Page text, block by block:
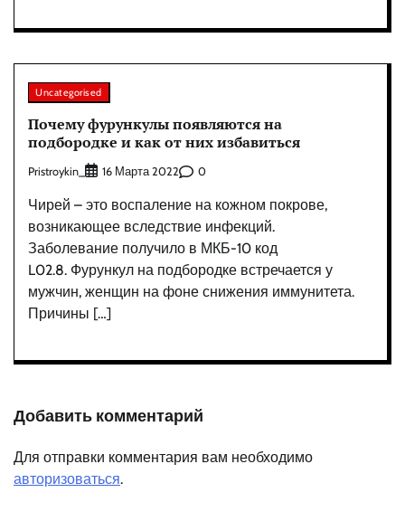
Uncategorised
Почему фурункулы появляются на
подбородке и как от них избавиться
Pristroykin_ 16 Марта 2022 0
Чирей – это воспаление на кожном покрове,
возникающее вследствие инфекций.
Заболевание получило в МКБ-10 код
L02.8. Фурункул на подбородке встречается у
мужчин, женщин на фоне снижения иммунитета.
Причины […]
Добавить комментарий
Для отправки комментария вам необходимо
авторизоваться.